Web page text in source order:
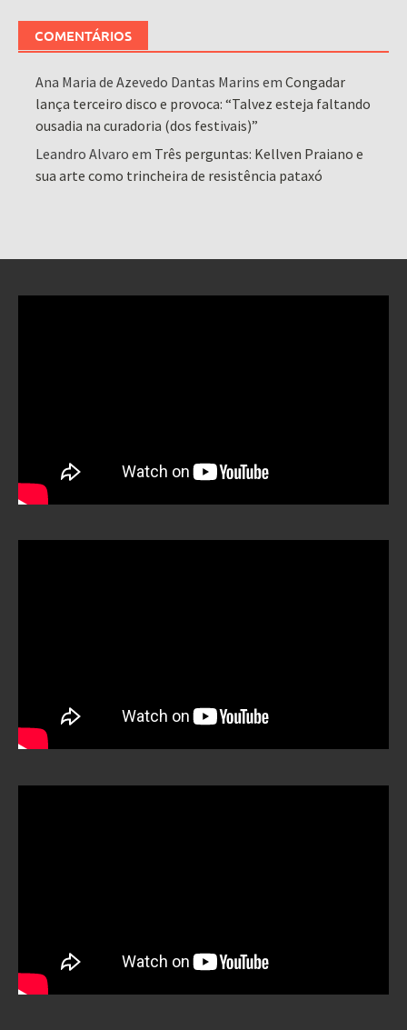
COMENTÁRIOS
Ana Maria de Azevedo Dantas Marins emCongadar
lança terceiro disco e provoca: “Talvez esteja faltando
ousadia na curadoria (dos festivais)”
Leandro Alvaro em Três perguntas: Kellven Praiano e
sua arte como trincheira de resistência pataxó